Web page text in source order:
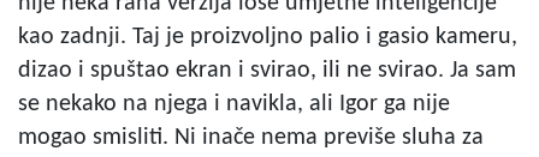
kao zadnji. Taj je proizvoljno palio i gasio kameru,
dizao i spuštao ekran i svirao, ili ne svirao. Ja sam
se nekako na njega i navikla, ali Igor ga nije
mogao smisliti. Ni inače nema previše sluha za